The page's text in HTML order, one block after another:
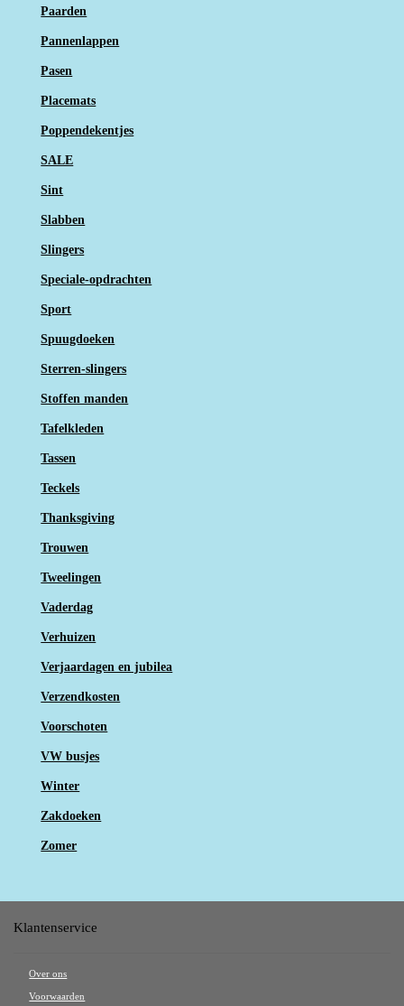
Paarden
Pannenlappen
Pasen
Placemats
Poppendekentjes
SALE
Sint
Slabben
Slingers
Speciale-opdrachten
Sport
Spuugdoeken
Sterren-slingers
Stoffen manden
Tafelkleden
Tassen
Teckels
Thanksgiving
Trouwen
Tweelingen
Vaderdag
Verhuizen
Verjaardagen en jubilea
Verzendkosten
Voorschoten
VW busjes
Winter
Zakdoeken
Zomer
Klantenservice
Over ons
Voorwaarden